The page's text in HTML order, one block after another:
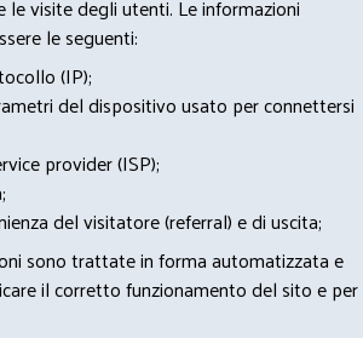
visite degli utenti. Le informazioni
le seguenti:
(IP);
del dispositivo usato per connettersi
provider (ISP);
del visitatore (referral) e di uscita;
sono trattate in forma automatizzata e
il corretto funzionamento del sito e per